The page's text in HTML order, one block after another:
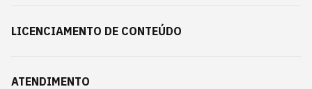
LICENCIAMENTO DE CONTEÚDO
ATENDIMENTO